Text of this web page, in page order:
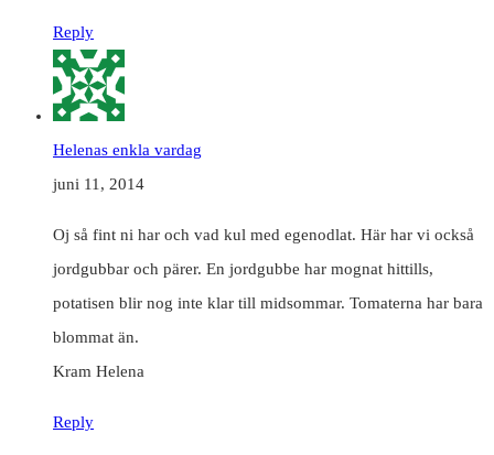
Reply
Helenas enkla vardag
juni 11, 2014
Oj så fint ni har och vad kul med egenodlat. Här har vi också
jordgubbar och pärer. En jordgubbe har mognat hittills,
potatisen blir nog inte klar till midsommar. Tomaterna har bara
blommat än.
Kram Helena
Reply